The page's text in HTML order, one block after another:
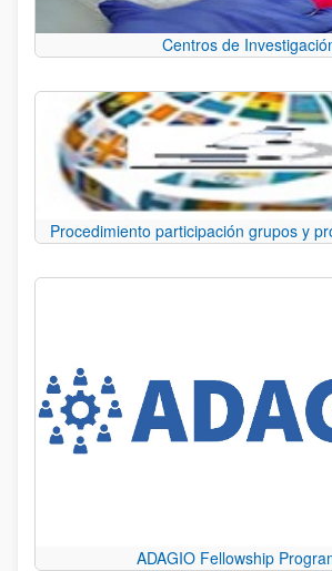
Centros de
Procedimiento participación grupos y
ADAGIO Fellowship